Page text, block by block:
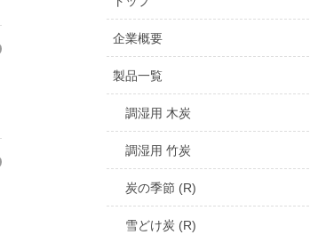
企業概要
製品一覧
調湿用 木炭
調湿用 竹炭
炭の季節 (R)
雪どけ炭 (R)